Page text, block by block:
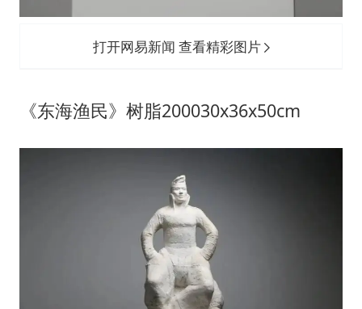
打开网易新闻 查看精彩图片
《东海渔民》树脂200030x36x50cm